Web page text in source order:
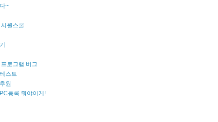
~
원스쿨
로그램 버그
스트
원
등록 뭐야이게!